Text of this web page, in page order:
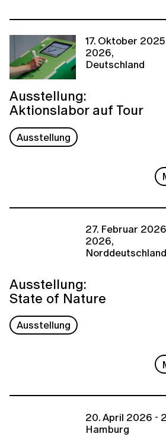
17. Oktober
2026,
Deutschland
Ausstellung:
Aktionslabor auf Tour
Ausstellung
27. Februar
2026,
Norddeutschland
Ausstellung:
State of Nature
Ausstellung
20. April 2026 -
Hamburg